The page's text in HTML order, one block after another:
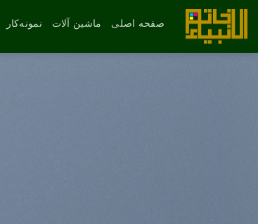
محتوا
صفحه اصلی ماشین آلات نمونه‌کار